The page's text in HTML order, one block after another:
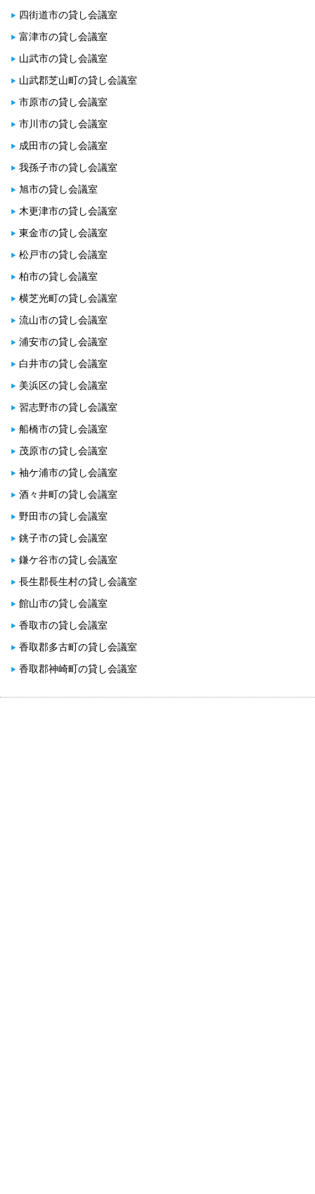
四街道市の貸し会議室
富津市の貸し会議室
山武市の貸し会議室
山武郡芝山町の貸し会議室
市原市の貸し会議室
市川市の貸し会議室
成田市の貸し会議室
我孫子市の貸し会議室
旭市の貸し会議室
木更津市の貸し会議室
東金市の貸し会議室
松戸市の貸し会議室
柏市の貸し会議室
横芝光町の貸し会議室
流山市の貸し会議室
浦安市の貸し会議室
白井市の貸し会議室
美浜区の貸し会議室
習志野市の貸し会議室
船橋市の貸し会議室
茂原市の貸し会議室
袖ケ浦市の貸し会議室
酒々井町の貸し会議室
野田市の貸し会議室
銚子市の貸し会議室
鎌ケ谷市の貸し会議室
長生郡長生村の貸し会議室
館山市の貸し会議室
香取市の貸し会議室
香取郡多古町の貸し会議室
香取郡神崎町の貸し会議室